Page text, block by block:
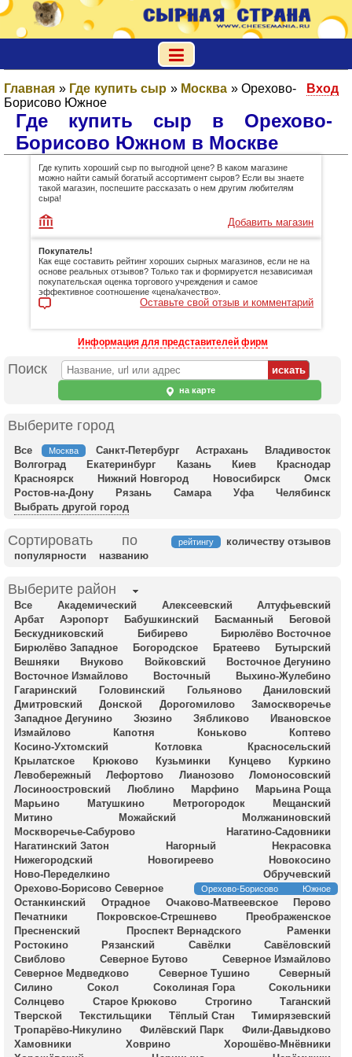
Главная » Где купить сыр » Москва »Орехово-
Борисово Южное
Вход
Где купить сыр в Орехово-
Борисово Южном в Москве
Где купить хороший сыр по выгодной цене? В каком магазине
можно найти самый богатый ассортимент сыров? Если вы знаете
такой магазин, поспешите рассказать о нем другим любителям
сыра!
Добавить магазин
Покупатель!
Как еще составить рейтинг хороших сырных магазинов, если не на
основе реальных отзывов? Только так и формируется независимая
покупательская оценка торгового учреждения и самое
эффективное соотношение «цена/качество».
Оставьте свой отзыв и комментарий
Информация для представителей фирм
Поиск
на карте
Выберите город
Все Москва Санкт-Петербург Астрахань
Владивосток
Волгоград
Екатеринбург Казань Киев
Краснодар
Красноярск
Нижний Новгород Новосибирск
Омск
Ростов-на-Дону
Рязань Самара Уфа
Челябинск
Выбрать другой город
Сортировать по рейтингу
количеству отзывов
популярности
названию
Выберите район
Все Академический Алексеевский
Алтуфьевский
Арбат
Аэропорт Бабушкинский Басманный
Беговой
Бескудниковский
Бибирево
Бирюлёво Восточное
Бирюлёво Западное
Богородское Братеево
Бутырский
Вешняки
Внуково Войковский
Восточное Дегунино
Восточное Измайлово
Восточный
Выхино-Жулебино
Гагаринский
Головинский Гольяново
Даниловский
Дмитровский
Донской Дорогомилово
Замоскворечье
Западное Дегунино
Зюзино Зябликово
Ивановское
Измайлово
Капотня Коньково
Коптево
Косино-Ухтомский
Котловка
Красносельский
Крылатское
Крюково Кузьминки Кунцево
Куркино
Левобережный
Лефортово Лианозово
Ломоносовский
Лосиноостровский
Люблино Марфино
Марьина Роща
Марьино
Матушкино Метрогородок
Мещанский
Митино
Можайский
Молжаниновский
Москворечье-Сабурово
Нагатино-Садовники
Нагатинский Затон
Нагорный
Некрасовка
Нижегородский
Новогиреево
Новокосино
Ново-Переделкино
Обручевский
Орехово-Борисово Северное
Орехово-Борисово Южное
Останкинский Отрадное Очаково-Матвеевское
Перово
Печатники
Покровское-Стрешнево
Преображенское
Пресненский
Проспект Вернадского
Раменки
Ростокино
Рязанский Савёлки
Савёловский
Свиблово
Северное Бутово
Северное Измайлово
Северное Медведково
Северное Тушино
Северный
Силино
Сокол Соколиная Гора
Сокольники
Солнцево
Старое Крюково Строгино
Таганский
Тверской
Текстильщики Тёплый Стан
Тимирязевский
Тропарёво-Никулино
Филёвский Парк
Фили-Давыдково
Хамовники
Ховрино
Хорошёво-Мнёвники